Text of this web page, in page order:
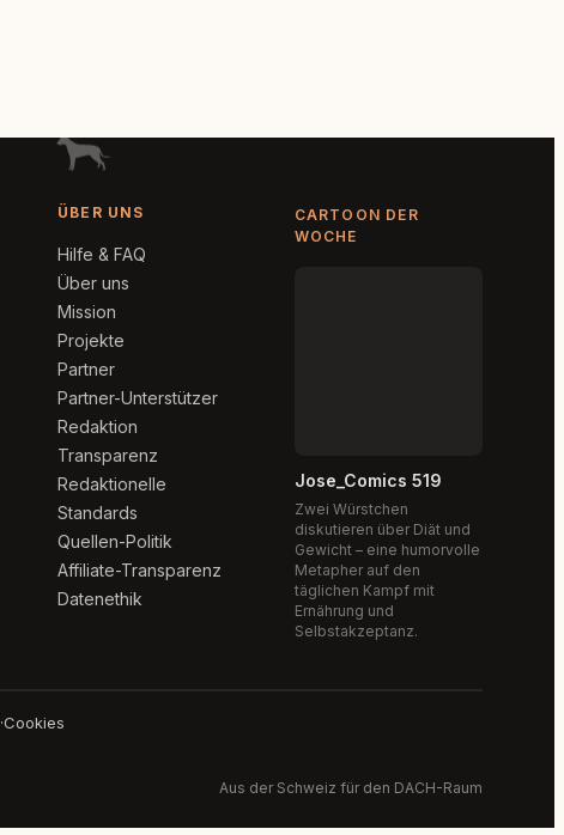
ÜBER UNS
Hilfe & FAQ
Über uns
Mission
Projekte
Partner
Partner-Unterstützer
Redaktion
Transparenz
Redaktionelle
Standards
Quellen-Politik
Affiliate-Transparenz
Datenethik
CARTOON DER
WOCHE
Jose_Comics 519
Zwei Würstchen
diskutieren über Diät und
Gewicht – eine humorvolle
Metapher auf den
täglichen Kampf mit
Ernährung und
Selbstakzeptanz.
·Cookies
Aus der Schweiz für den DACH-Raum